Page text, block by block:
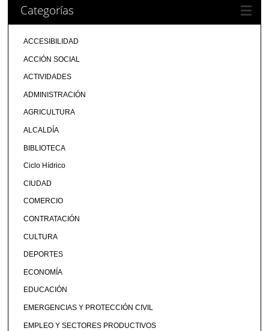
Categorías
ACCESIBILIDAD
ACCIÓN SOCIAL
ACTIVIDADES
ADMINISTRACIÓN
AGRICULTURA
ALCALDÍA
BIBLIOTECA
Ciclo Hídrico
CIUDAD
COMERCIO
CONTRATACIÓN
CULTURA
DEPORTES
ECONOMÍA
EDUCACIÓN
EMERGENCIAS Y PROTECCIÓN CIVIL
EMPLEO Y SECTORES PRODUCTIVOS